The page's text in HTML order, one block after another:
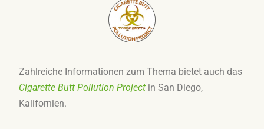
Zahlreiche Informationen zum Thema bietet auch das
Cigarette Butt Pollution Projectin San Diego,
Kalifornien.